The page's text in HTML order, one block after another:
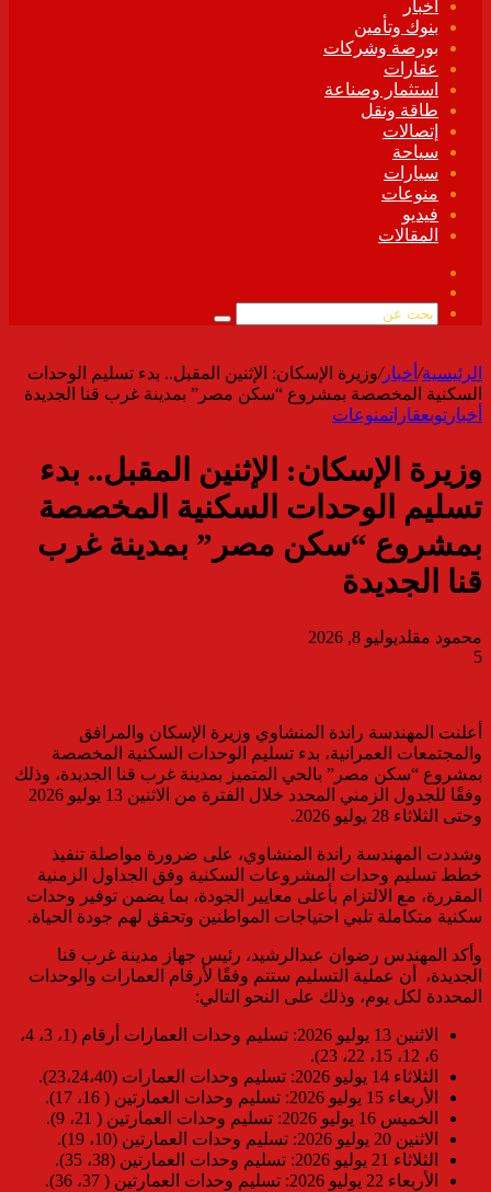
أخبار
بنوك وتأمين
بورصة وشركات
عقارات
استثمار وصناعة
طاقة ونقل
إتصالات
سياحة
سيارات
منوعات
فيديو
المقالات
الموقع
بحث
الرئيسية/ أخبار/وزيرة الإسكان: الإثنين المقبل.. بدء تسليم الوحدات
السكنية المخصصة بمشروع “سكن مصر” بمدينة غرب قنا الجديدة
أخبار توبعقاراتمنوعات
وزيرة الإسكان: الإثنين المقبل.. بدء
تسليم الوحدات السكنية المخصصة
بمشروع “سكن مصر” بمدينة غرب
قنا الجديدة
محمود مقلديوليو 8, 2026
5
أعلنت المهندسة راندة المنشاوي وزيرة الإسكان والمرافق
والمجتمعات العمرانية، بدء تسليم الوحدات السكنية المخصصة
بمشروع “سكن مصر” بالحي المتميز بمدينة غرب قنا الجديدة، وذلك
وفقًا للجدول الزمني المحدد خلال الفترة من الاثنين 13 يوليو 2026
وحتى الثلاثاء 28 يوليو 2026.
وشددت المهندسة راندة المنشاوي، على ضرورة مواصلة تنفيذ
خطط تسليم وحدات المشروعات السكنية وفق الجداول الزمنية
المقررة، مع الالتزام بأعلى معايير الجودة، بما يضمن توفير وحدات
سكنية متكاملة تلبي احتياجات المواطنين وتحقق لهم جودة الحياة.
وأكد المهندس رضوان عبدالرشيد، رئيس جهاز مدينة غرب قنا
الجديدة، أن عملية التسليم ستتم وفقًا لأرقام العمارات والوحدات
المحددة لكل يوم، وذلك على النحو التالي:
الاثنين 13 يوليو 2026: تسليم وحدات العمارات أرقام (1، 3، 4،
6، 12، 15، 22، 23).
الثلاثاء 14 يوليو 2026: تسليم وحدات العمارات (23،24،40).
الأربعاء 15 يوليو 2026: تسليم وحدات العمارتين ( 16، 17).
الخميس 16 يوليو 2026: تسليم وحدات العمارتين ( 21، 9).
الاثنين 20 يوليو 2026: تسليم وحدات العمارتين (10، 19).
الثلاثاء 21 يوليو 2026: تسليم وحدات العمارتين (38، 35).
الأربعاء 22 يوليو 2026: تسليم وحدات العمارتين ( 37، 36).